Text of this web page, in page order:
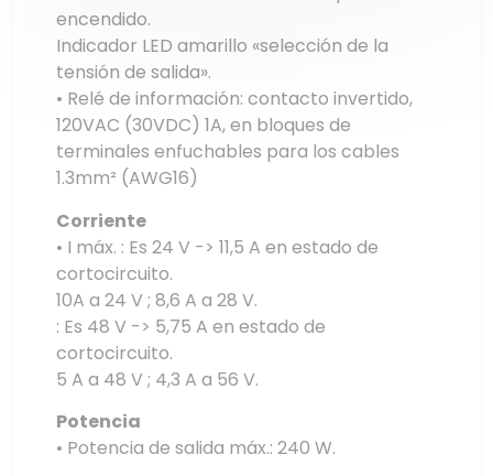
encendido.
Indicador LED amarillo «selección de la
tensión de salida».
• Relé de información: contacto invertido,
120VAC (30VDC) 1A, en bloques de
terminales enfuchables para los cables
1.3mm² (AWG16)
Corriente
• I máx. : Es 24 V -> 11,5 A en estado de
cortocircuito.
10A a 24 V ; 8,6 A a 28 V.
: Es 48 V -> 5,75 A en estado de
cortocircuito.
5 A a 48 V ; 4,3 A a 56 V.
Potencia
• Potencia de salida máx.: 240 W.